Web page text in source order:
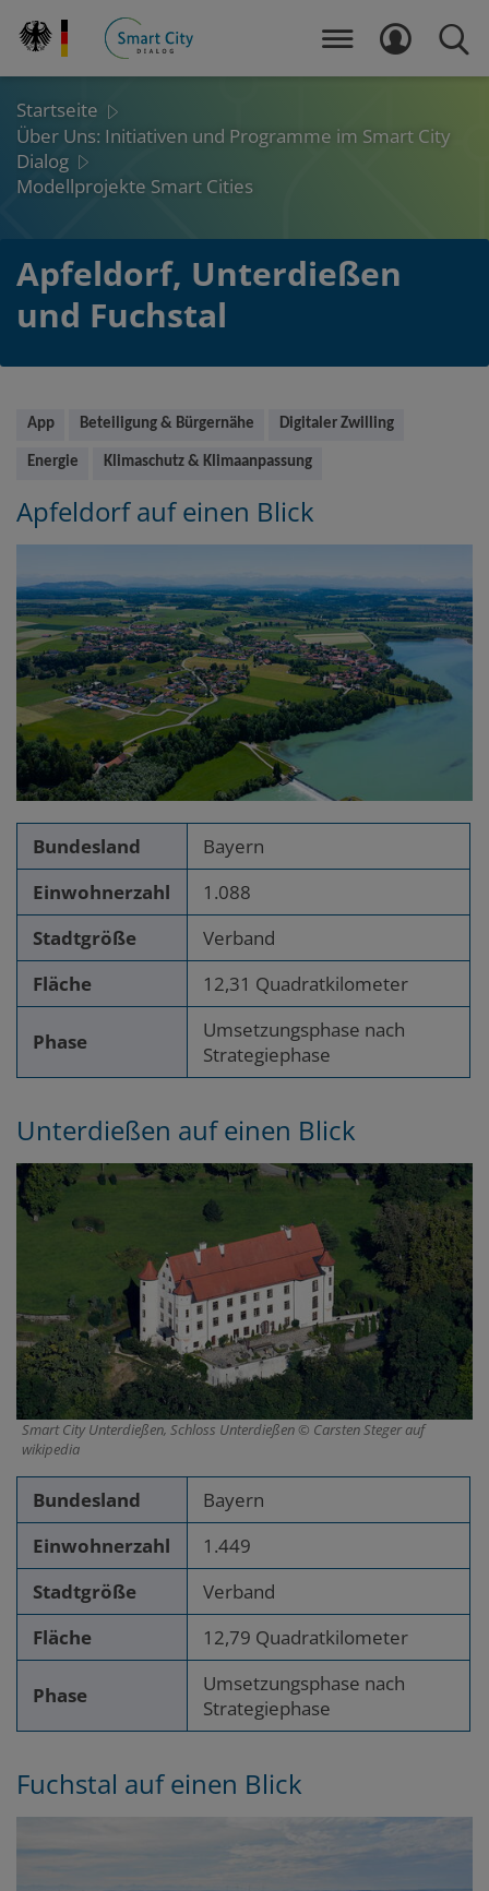
zum
MENÜ LOGIN
Startseite
Über Uns: Initiativen und Programme im Smart City
Dialog
Modellprojekte Smart Cities
Apfeldorf, Unterdießen
und Fuchstal
Main
App Beteiligung & Bürgernähe Digitaler Zwilling
Energie Klimaschutz & Klimaanpassung
Apfeldorf auf einen Blick
Bundesland
Bayern
Einwohnerzahl
1.088
Stadtgröße
Verband
Fläche
12,31 Quadratkilometer
Phase
Umsetzungsphase nach
Strategiephase
Unterdießen auf einen Blick
Smart City Unterdießen, Schloss Unterdießen
Carsten Steger auf
wikipedia
Bundesland
Bayern
Einwohnerzahl
1.449
Stadtgröße
Verband
Fläche
12,79 Quadratkilometer
Phase
Umsetzungsphase nach
Strategiephase
Fuchstal auf einen Blick